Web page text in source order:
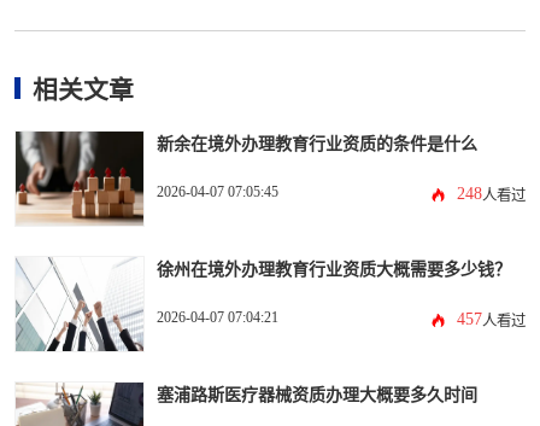
相关文章
新余在境外办理教育行业资质的条件是什么
2026-04-07 07:05:45 248人看过
徐州在境外办理教育行业资质大概需要多少钱？
2026-04-07 07:04:21 457人看过
塞浦路斯医疗器械资质办理大概要多久时间